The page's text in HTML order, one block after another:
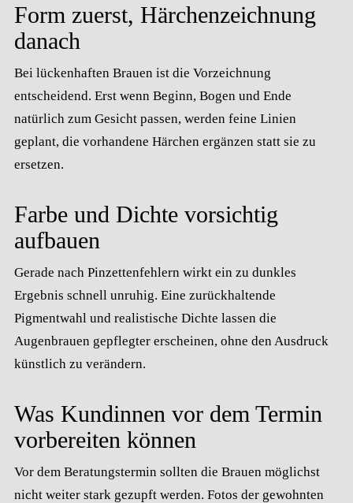
Form zuerst, Härchenzeichnung
danach
Bei lückenhaften Brauen ist die Vorzeichnung
entscheidend. Erst wenn Beginn, Bogen und Ende
natürlich zum Gesicht passen, werden feine Linien
geplant, die vorhandene Härchen ergänzen statt sie zu
ersetzen.
Farbe und Dichte vorsichtig
aufbauen
Gerade nach Pinzettenfehlern wirkt ein zu dunkles
Ergebnis schnell unruhig. Eine zurückhaltende
Pigmentwahl und realistische Dichte lassen die
Augenbrauen gepflegter erscheinen, ohne den Ausdruck
künstlich zu verändern.
Was Kundinnen vor dem Termin
vorbereiten können
Vor dem Beratungstermin sollten die Brauen möglichst
nicht weiter stark gezupft werden. Fotos der gewohnten